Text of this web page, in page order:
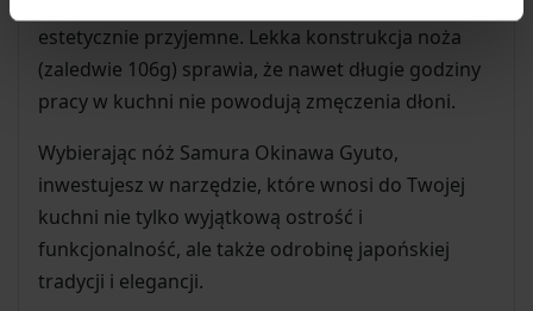
estetycznie przyjemne. Lekka konstrukcja noża
(zaledwie 106g) sprawia, że nawet długie godziny
pracy w kuchni nie powodują zmęczenia dłoni.
Wybierając nóż Samura Okinawa Gyuto,
inwestujesz w narzędzie, które wnosi do Twojej
kuchni nie tylko wyjątkową ostrość i
funkcjonalność, ale także odrobinę japońskiej
tradycji i elegancji.